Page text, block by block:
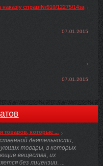
справі№910/12275/14за
07.01.2015
07.01.2015
товаров, которые ...
деятельности,
товары, в которых
вещества, их
без лицензии. ...